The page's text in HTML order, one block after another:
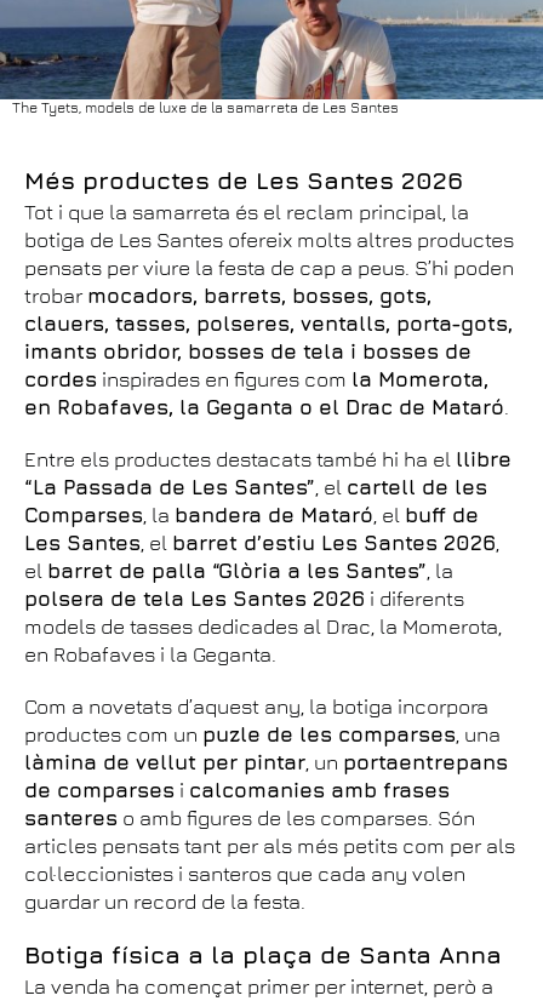
The Tyets, models de luxe de la samarreta de Les Santes
Més productes de Les Santes 2026
Tot i que la samarreta és el reclam principal, la
botiga de Les Santes ofereix molts altres productes
pensats per viure la festa de cap a peus. S’hi poden
trobar mocadors, barrets, bosses, gots,
clauers, tasses, polseres, ventalls, porta-gots,
imants obridor, bosses de tela i bosses de
cordes inspirades en figures com la Momerota,
en Robafaves, la Geganta o el Drac de Mataró.
Entre els productes destacats també hi ha el llibre
“La Passada de Les Santes”, el cartell de les
Comparses, la bandera de Mataró, el buff de
Les Santes, el barret d’estiu Les Santes 2026,
el barret de palla “Glòria a les Santes”, la
polsera de tela Les Santes 2026 i diferents
models de tasses dedicades al Drac, la Momerota,
en Robafaves i la Geganta.
Com a novetats d’aquest any, la botiga incorpora
productes com un puzle de les comparses, una
làmina de vellut per pintar, un portaentrepans
de comparses i calcomanies amb frases
santeres o amb figures de les comparses. Són
articles pensats tant per als més petits com per als
col·leccionistes i santeros que cada any volen
guardar un record de la festa.
Botiga física a la plaça de Santa Anna
La venda ha començat primer per internet, però a